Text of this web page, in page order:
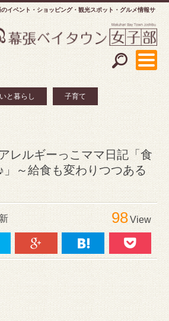
のイベント・ショッピング
観光スポット・グルメ情報サ
と暮らし 子育て
レルギーっこママ日記「食
」～給食も変わりつつある
98View